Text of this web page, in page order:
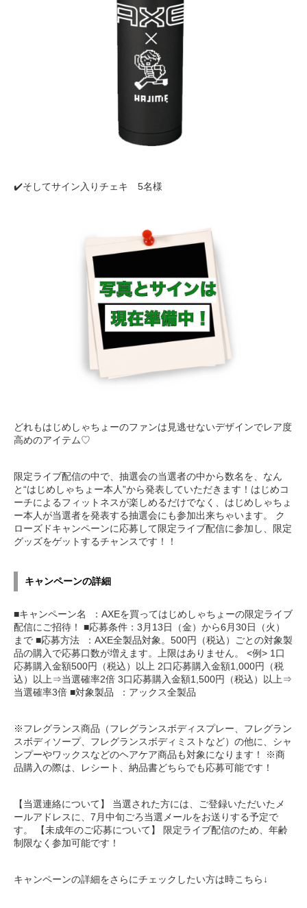
✔️そしてサイン入りチェキ 5名様
どれもはじめしゃちょーのファンは見逃せないデザインでレア度
高めのアイテム♡
限定ライブ配信の中で、抽選会の当選者の中から数名を、なん
と“はじめしゃちょー本人”から発表していただきます！はじめコ
ーチによるフィットネスが楽しめるだけでなく、はじめしゃちょ
ー本人が当選者を発表する抽選会にも参加出来ちゃいます。 ク
ローズドキャンペーンに応募して限定ライブ配信に参加し、限定
グッズをゲットするチャンスです！！
キャンペーンの詳細
■キャンペーン名 ：AXEを買ってはじめしゃちょーの限定ライブ
配信にご招待！ ■応募条件：3月13日（金）から6月30日（火）
まで ■応募方法 ：AXE全製品対象。500円（税込）ごとの対象製
品の購入で応募口数が増えます。上限はありません。 <例> 1口
応募購入金額500円（税込）以上 2口応募購入金額1,000円（税
込）以上⇒当選確率2倍 3口応募購入金額1,500円（税込）以上⇒
当選確率3倍 ■対象製品 ：アックス全製品
※フレグランス商品（フレグランスボディスプレー、フレグラン
スボディソープ、フレグランスボディミストなど）の他に、シャ
ンプーやワックスなどのヘアケア商品も対象になります！ ※商
品購入の際は、レシート、納品書どちらでも応募可能です！
【当選連絡について】 当選された方には、ご登録いただいたメ
ールアドレスに、7月中旬ごろ当選メールをお送りする予定で
す。 【未成年のご応募について】 限定ライブ配信のため、年齢
制限なく参加可能です！
キャンペーンの詳細をさらにチェックしたい方は時こちら↓